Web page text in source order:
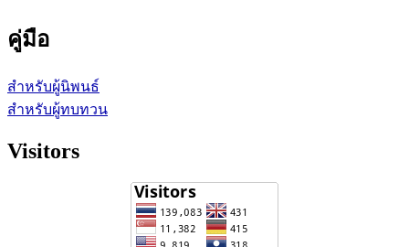
คู่มือ
สำหรับผู้นิพนธ์
สำหรับผู้ทบทวน
Visitors